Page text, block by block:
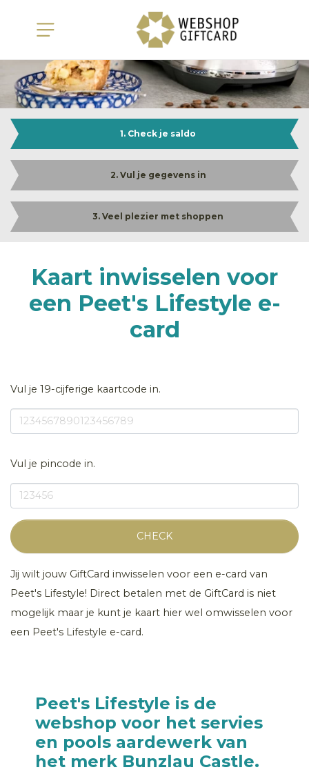
1. Check je saldo
2. Vul je gegevens in
3. Veel plezier met shoppen
Kaart inwisselen voor
een Peet's Lifestyle e-
card
Vul je 19-cijferige kaartcode in.
Vul je pincode in.
CHECK
Jij wilt jouw GiftCard inwisselen voor een e-card van
Peet's Lifestyle! Direct betalen met de GiftCard is niet
mogelijk maar je kunt je kaart hier wel omwisselen voor
een Peet's Lifestyle e-card.
Peet's Lifestyle is de
webshop voor het servies
en pools aardewerk van
het merk Bunzlau Castle.